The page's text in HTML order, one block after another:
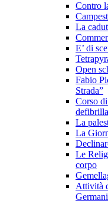
Contro
La
E’ di
Open
Fabio
Strada”
Corso
La
La
Le
corpo
Attività